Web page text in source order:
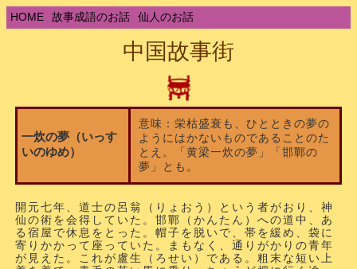
HOME 故事成語のお話 仙人のお話
中国故事街
一炊の夢（いっす
いのゆめ）
意味：栄枯盛衰も、ひとときの夢の
ようにはかないものであることのた
とえ。「黄梁一炊の夢」「邯鄲の
夢」とも。
開元七年、道士の呂翁（りょおう）という者がおり、神
仙の術を会得していた。邯鄲（かんたん）への道中、あ
る宿屋で休息をとった。帽子を脱いで、帯を緩め、袋に
寄りかかって座っていた。まもなく、通りがかりの青年
が見えた。これが盧生（ろせい）である。粗末な短い上